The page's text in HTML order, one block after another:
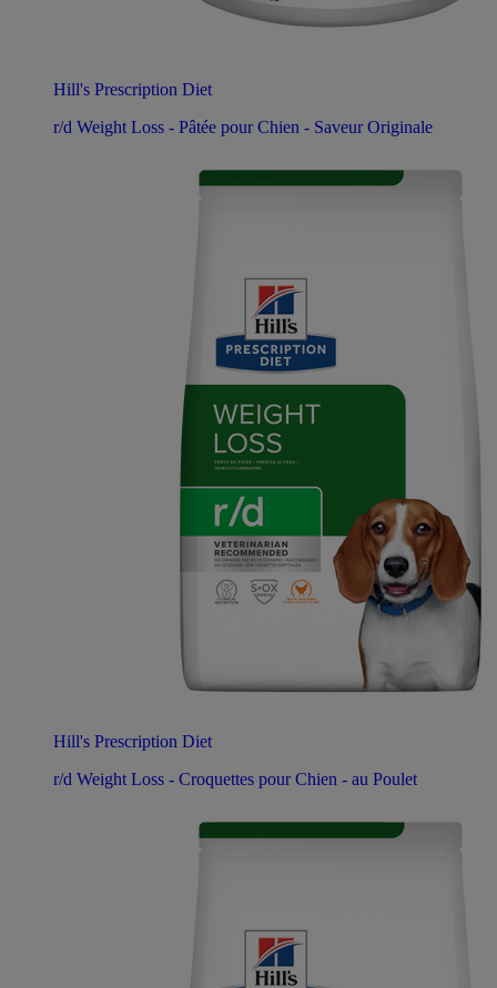
Hill's Prescription Diet
r/d Weight Loss - Pâtée pour Chien - Saveur Originale
Hill's Prescription Diet
r/d Weight Loss - Croquettes pour Chien - au Poulet